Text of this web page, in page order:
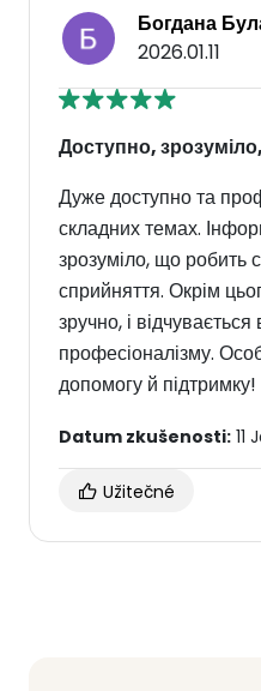
Богдана
2026.01.11
Доступно,
Дуже доступно та
складних темах.
зрозуміло, що робить
сприйняття. Окрім
зручно, і
професіоналізму.
допомогу й підтримку!
Datum zkušenosti: 11
Užitečné